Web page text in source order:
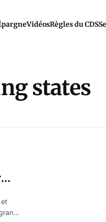
VidéosRègles du CDS
states